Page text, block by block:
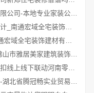
嘉兴绿色之家建材科技有限公司-本地专业家装公司高端
南通海安毛坯装饰公司设计_南通宏域全宅装饰建材有限公司
全包家装服务哪家专业-佛山市雅居美家建筑装饰工程有限公司
零百味全程护航零食硬折扣线上线下联动河南零百味供应链有限公司